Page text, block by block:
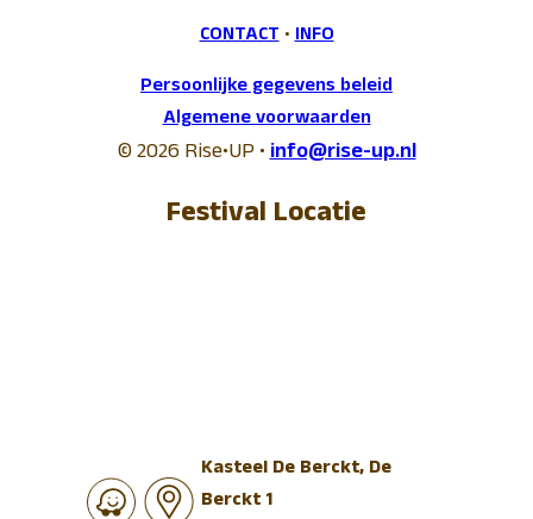
CONTACT•INFO
Persoonlijke gegevens beleid
Algemene voorwaarden
© 2026 Rise•UP •info@rise-up.nl
Festival Locatie
Kasteel De Berckt, De
Berckt 1